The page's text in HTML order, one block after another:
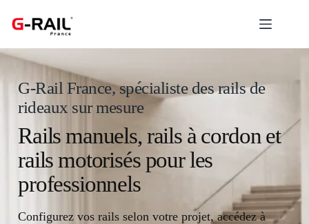
contenu
G-Rail France, spécialiste des rails de
rideaux sur mesure
Rails manuels, rails à cordon et
rails motorisés pour les
professionnels
Configurez vos rails selon votre projet, accédez à